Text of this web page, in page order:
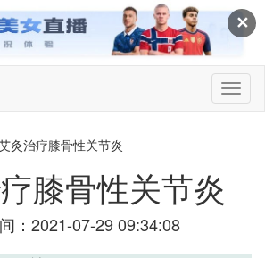
✕
切
换
灸治疗膝骨性关节炎
膝骨性关节炎
：2021-07-29 09:34:08